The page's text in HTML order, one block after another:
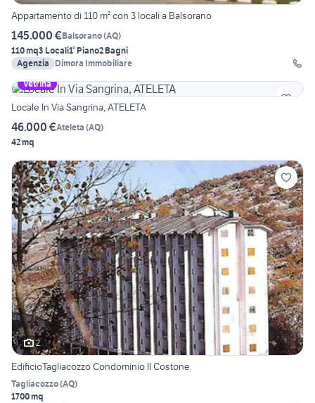
Appartamento di 110 m² con 3 locali a Balsorano
145.000 €Balsorano(AQ)
110 mq3 Locali1° Piano2 Bagni
Agenzia
Dimora Immobiliare
Vetrina
Locale In Via Sangrina, ATELETA
46.000 €Ateleta (AQ)
42 mq
2
EdificioTagliacozzo Condominio Il Costone
Tagliacozzo(AQ)
1700 mq